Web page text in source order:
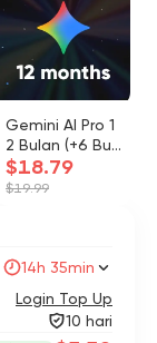
Gemini AI Pro 1
2 Bulan (+6 Bul
an BONUS)
$18.79
$19.99
14h 35min
Login Top Up
10 hari